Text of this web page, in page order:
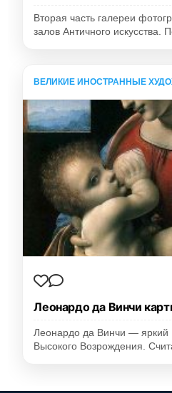
Вторая часть галереи
залов Античного искусства.
ВЕЛИКИЕ ИНОСТРАННЫЕ
Леонардо да Винчи
Леонардо да Винчи — яркий
Высокого Возрождения.